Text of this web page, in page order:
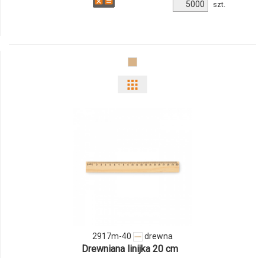
Ilość
produktu
szt.
2917m-40 drewna
Drewniana linijka 20 cm